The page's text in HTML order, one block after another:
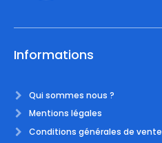
Informations
Qui sommes nous ?
Mentions légales
Conditions générales de vente